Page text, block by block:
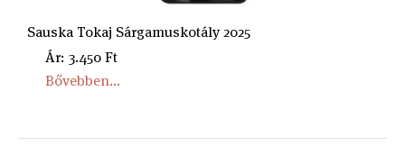
Sauska Tokaj Sárgamuskotály 2025
Ár: 3.450 Ft
Bővebben...